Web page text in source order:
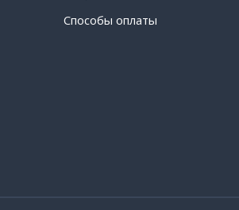
Способы оплаты